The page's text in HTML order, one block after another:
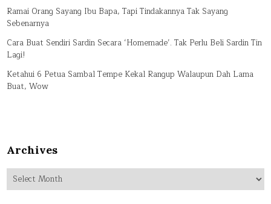
Ramai Orang Sayang Ibu Bapa, Tapi Tindakannya Tak Sayang
Sebenarnya
Cara Buat Sendiri Sardin Secara ‘Homemade’. Tak Perlu Beli Sardin Tin
Lagi!
Ketahui 6 Petua Sambal Tempe Kekal Rangup Walaupun Dah Lama
Buat, Wow
Archives
Archives